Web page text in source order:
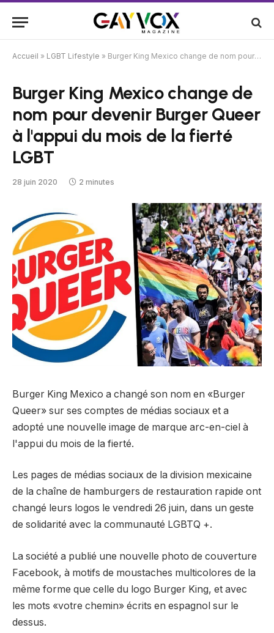
Accueil » LGBT Lifestyle » Burger King Mexico change de nom pour devenir Burger Queer à l'appui du mois de la fierté LGBT
Burger King Mexico change de
nom pour devenir Burger Queer
à l'appui du mois de la fierté
LGBT
28 juin 2020 2 minutes
Burger King Mexico a changé son nom en «Burger
Queer» sur ses comptes de médias sociaux et a
adopté une nouvelle image de marque arc-en-ciel à
l'appui du mois de la fierté.
Les pages de médias sociaux de la division mexicaine
de la chaîne de hamburgers de restauration rapide ont
changé leurs logos le vendredi 26 juin, dans un geste
de solidarité avec la communauté LGBTQ +.
La société a publié une nouvelle photo de couverture
Facebook, à motifs de moustaches multicolores de la
même forme que celle du logo Burger King, et avec
les mots «votre chemin» écrits en espagnol sur le
dessus.